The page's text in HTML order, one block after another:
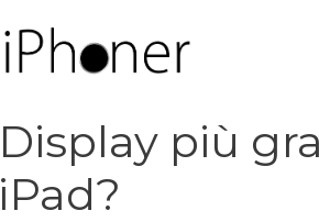
Display più
iPad?